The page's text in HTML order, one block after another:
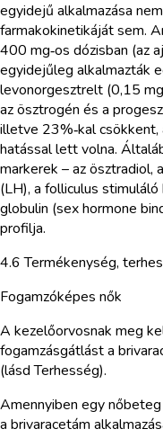
egyidejű alkalmazása
farmakokinetikáját sem.
400 mg‑os dózisban (az
egyidejűleg alkalmazták
levonorgesztrelt (0,15
az ösztrogén és a
illetve 23%‑kal csökkent,
hatással lett volna.
markerek – az ösztradiol,
(LH), a folliculus
globulin (sex hormone
profilja.
4.6 Termékenység,
Fogamzóképes nők
A kezelőorvosnak meg
fogamzásgátlást a
(lásd Terhesség).
Amennyiben egy
a brivaracetám